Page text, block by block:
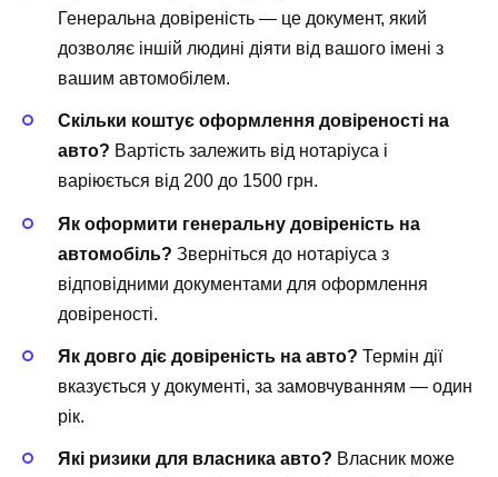
Генеральна довіреність — це документ, який
дозволяє іншій людині діяти від вашого імені з
вашим автомобілем.
Скільки коштує оформлення довіреності на
авто? Вартість залежить від нотаріуса і
варіюється від 200 до 1500 грн.
Як оформити генеральну довіреність на
автомобіль? Зверніться до нотаріуса з
відповідними документами для оформлення
довіреності.
Як довго діє довіреність на авто? Термін дії
вказується у документі, за замовчуванням — один
рік.
Які ризики для власника авто? Власник може